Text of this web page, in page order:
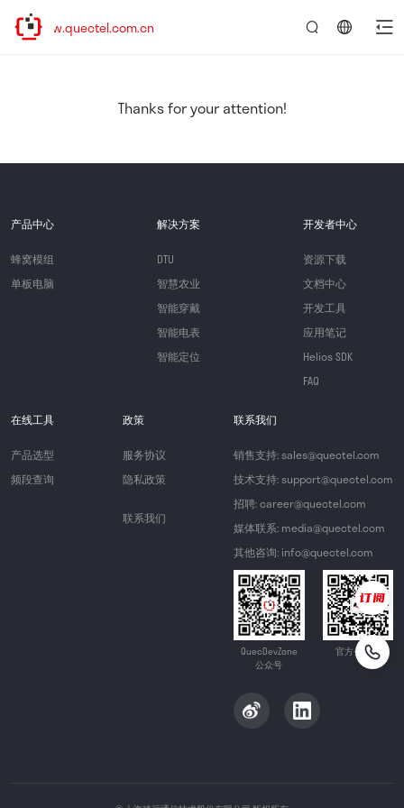
www.quectel.com.cn
Thanks for your attention!
产品中心
蜂窝模组
单板电脑
解决方案
DTU
智慧农业
智能穿戴
智能电表
智能定位
开发者中心
资源下载
文档中心
开发工具
应用笔记
Helios SDK
FAQ
在线工具
产品选型
频段查询
政策
服务协议
隐私政策
联系我们
联系我们
销售支持: sales@quectel.com
技术支持: support@quectel.com
招聘: career@quectel.com
媒体联系: media@quectel.com
其他咨询: info@quectel.com
QuecDevZone
公众号
官方公众号